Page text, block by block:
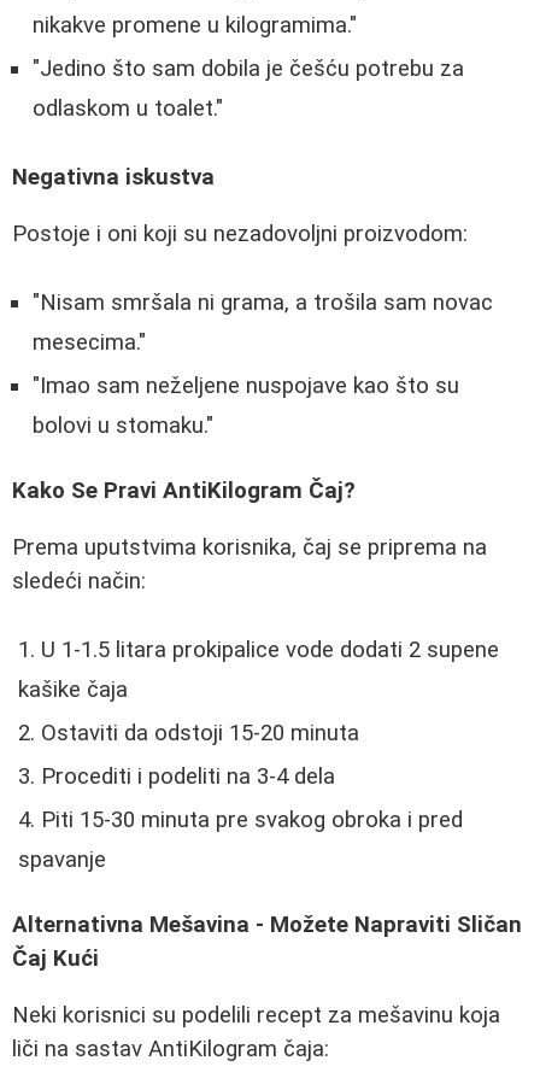
nikakve promene u kilogramima."
"Jedino što sam dobila je češću potrebu za
odlaskom u toalet."
Negativna iskustva
Postoje i oni koji su nezadovoljni proizvodom:
"Nisam smršala ni grama, a trošila sam novac
mesecima."
"Imao sam neželjene nuspojave kao što su
bolovi u stomaku."
Kako Se Pravi AntiKilogram Čaj?
Prema uputstvima korisnika, čaj se priprema na
sledeći način:
U 1-1.5 litara prokipalice vode dodati 2 supene
kašike čaja
Ostaviti da odstoji 15-20 minuta
Procediti i podeliti na 3-4 dela
Piti 15-30 minuta pre svakog obroka i pred
spavanje
Alternativna Mešavina - Možete Napraviti Sličan
Čaj Kući
Neki korisnici su podelili recept za mešavinu koja
liči na sastav AntiKilogram čaja: